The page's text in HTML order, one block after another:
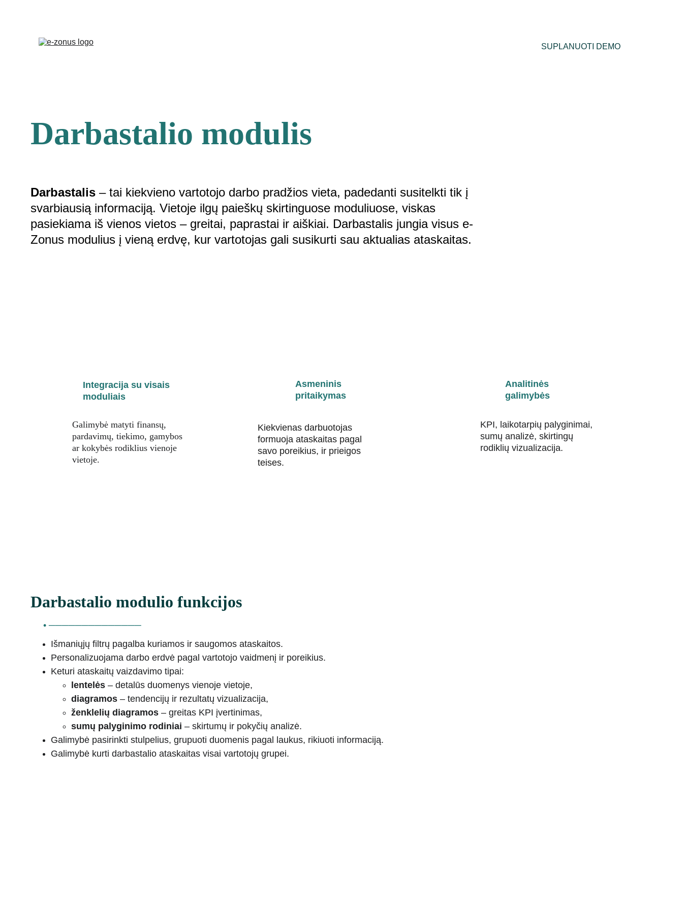
SUPLANUOTI DEMO
Darbastalio modulis
Darbastalis – tai kiekvieno vartotojo darbo pradžios vieta, padedanti susitelkti tik į
svarbiausią informaciją. Vietoje ilgų paieškų skirtinguose moduliuose, viskas
pasiekiama iš vienos vietos – greitai, paprastai ir aiškiai. Darbastalis jungia visus e-
Zonus modulius į vieną erdvę, kur vartotojas gali susikurti sau aktualias ataskaitas.
     • ──────────────
Išmaniųjų filtrų pagalba kuriamos ir saugomos ataskaitos.
Personalizuojama darbo erdvė pagal vartotojo vaidmenį ir poreikius.
Keturi ataskaitų vaizdavimo tipai:
lentelės – detalūs duomenys vienoje vietoje,
diagramos – tendencijų ir rezultatų vizualizacija,
ženklelių diagramos – greitas KPI įvertinimas,
sumų palyginimo rodiniai – skirtumų ir pokyčių analizė.
Galimybė pasirinkti stulpelius, grupuoti duomenis pagal laukus, rikiuoti informaciją.
Galimybė kurti darbastalio ataskaitas visai vartotojų grupei.
Galimybė matyti finansų,
pardavimų, tiekimo, gamybos
ar kokybės rodiklius vienoje
vietoje.
Darbastalio modulio funkcijos
Integracija su visais
moduliais
Asmeninis
pritaikymas
Analitinės
galimybės
Kiekvienas darbuotojas
formuoja ataskaitas pagal
savo poreikius, ir prieigos
teises.
KPI, laikotarpių palyginimai,
sumų analizė, skirtingų
rodiklių vizualizacija.